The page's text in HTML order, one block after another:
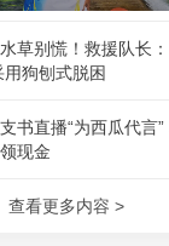
草别慌！救援队长
狗刨式脱困
书直播“为西瓜代言”
现金
查看更多内容 >